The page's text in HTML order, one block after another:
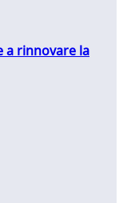
a rinnovare la